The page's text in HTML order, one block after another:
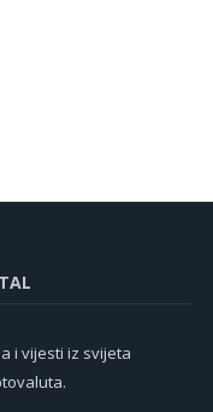
i vijesti iz svijeta